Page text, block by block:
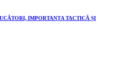
IMPORTANȚA TACTICĂ ȘI